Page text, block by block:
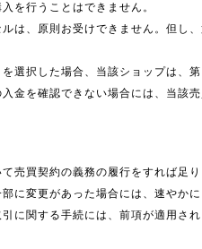
を行うことはできません。
は、原則お受けできません。但し
選択した場合、当該ショップは、
金を確認できない場合には、当該
売買契約の義務の履行をすれば足り
に変更があった場合には、速やか
に関する手続には、前項が適用され